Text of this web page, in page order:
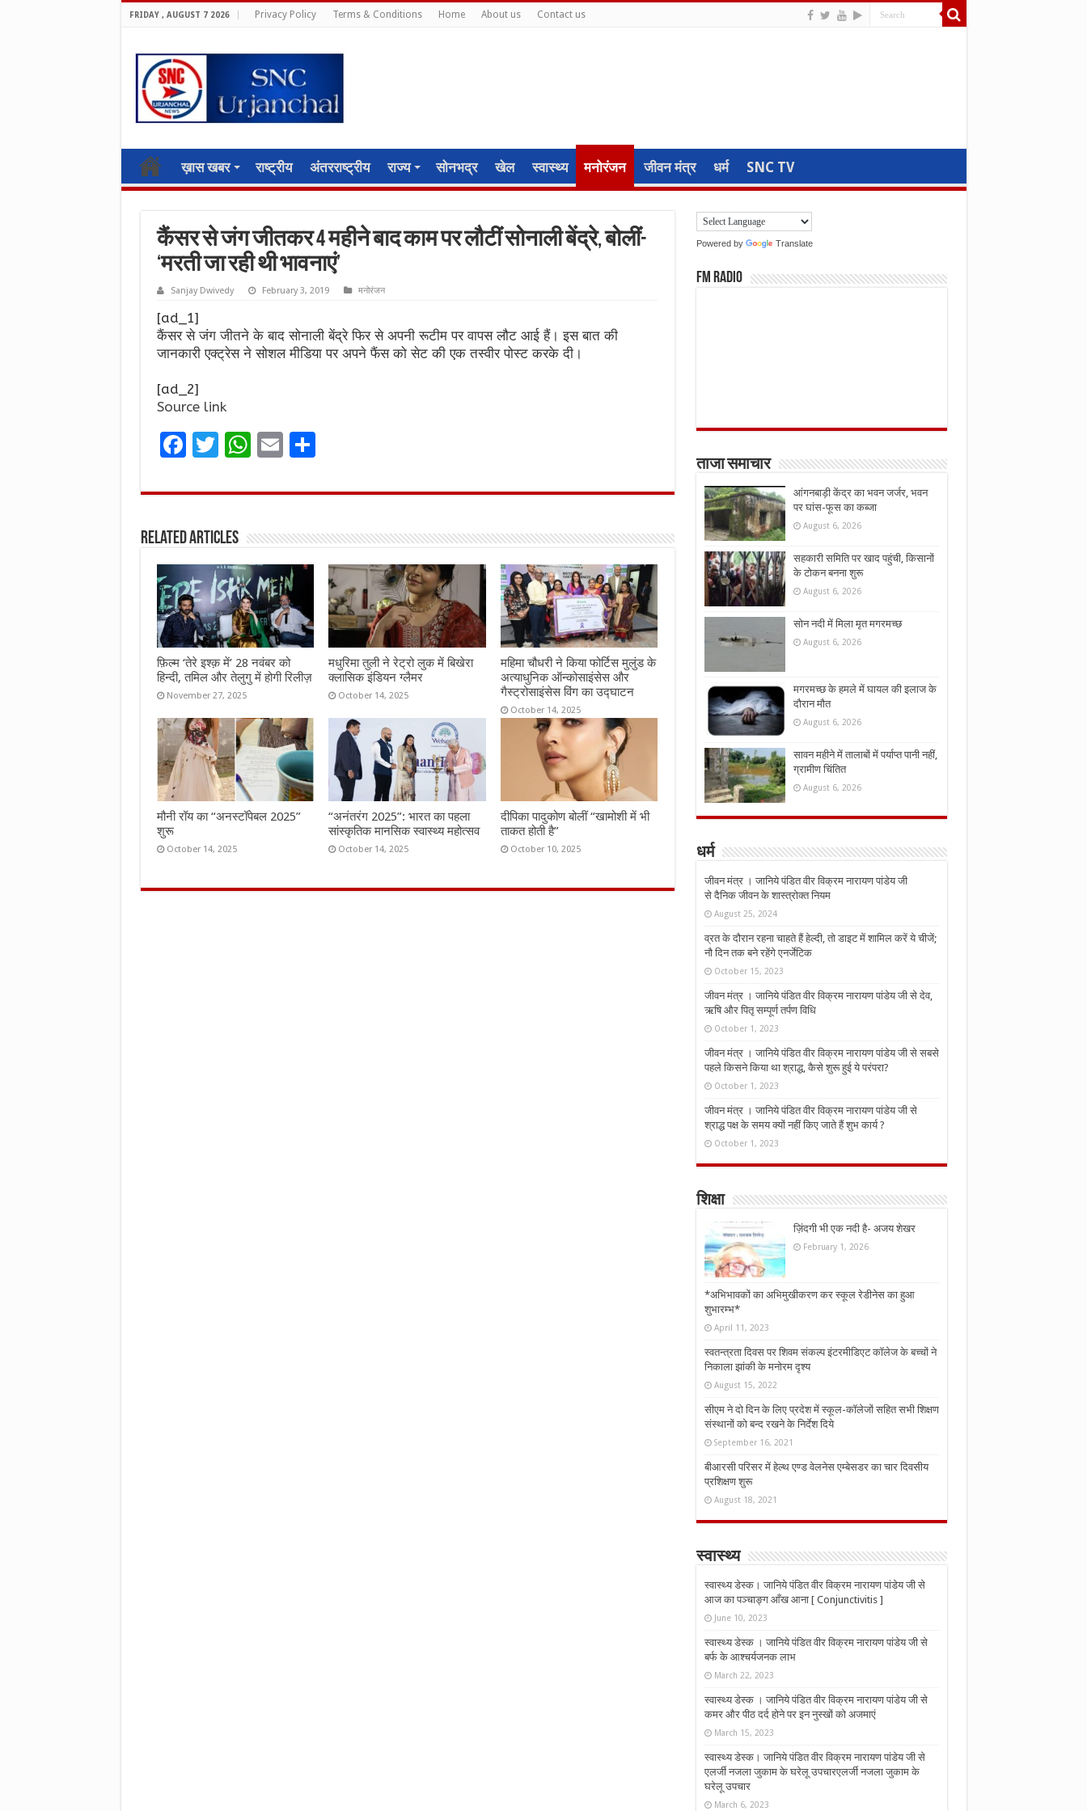
FRIDAY , AUGUST 7 2026 Privacy Policy Terms & Conditions Home About us Contact us
ख़ास खबर राष्ट्रीय अंतरराष्ट्रीय राज्य सोनभद्र खेल स्वास्थ्य मनोरंजन जीवन मंत्र धर्म SNC TV
कैंसर से जंग जीतकर 4 महीने बाद काम पर लौटीं सोनाली बेंद्रे, बोलीं-
‘मरती जा रही थी भावनाएं’
Sanjay Dwivedy February 3, 2019 मनोरंजन
[ad_1]
कैंसर से जंग जीतने के बाद सोनाली बेंद्रे फिर से अपनी रूटीम पर वापस लौट आई हैं। इस बात की
जानकारी एक्ट्रेस ने सोशल मीडिया पर अपने फैंस को सेट की एक तस्वीर पोस्ट करके दी।
[ad_2]
Source link
F
ce
o
o
k
T
it
r
W
at
A
p
p
E
ai
S
ar
Related Articles
फ़िल्म ‘तेरे इश्क़ में’ 28 नवंबर को
हिन्दी, तमिल और तेलुगु में होगी रिलीज़
November 27, 2025
मधुरिमा तुली ने रेट्रो लुक में बिखेरा
क्लासिक इंडियन ग्लैमर
October 14, 2025
महिमा चौधरी ने किया फोर्टिस मुलुंड के
अत्याधुनिक ऑन्कोसाइंसेस और
गैस्ट्रोसाइंसेस विंग का उद्घाटन
October 14, 2025
मौनी रॉय का “अनस्टॉपेबल 2025”
शुरू
October 14, 2025
“अनंतरंग 2025”: भारत का पहला
सांस्कृतिक मानसिक स्वास्थ्य महोत्सव
October 14, 2025
दीपिका पादुकोण बोलीं “खामोशी में भी
ताकत होती है”
October 10, 2025
Powered by Translate
FM Radio
ताजा समाचार
आंगनबाड़ी केंद्र का भवन जर्जर, भवन
पर घांस-फूस का कब्जा
August 6, 2026
सहकारी समिति पर खाद पहुंची, किसानों
के टोकन बनना शुरू
August 6, 2026
सोन नदी में मिला मृत मगरमच्छ
August 6, 2026
मगरमच्छ के हमले में घायल की इलाज के
दौरान मौत
August 6, 2026
सावन महीने में तालाबों में पर्याप्त पानी नहीं,
ग्रामीण चिंतित
August 6, 2026
धर्म
जीवन मंत्र । जानिये पंडित वीर विक्रम नारायण पांडेय जी
से दैनिक जीवन के शास्त्रोक्त नियम
August 25, 2024
व्रत के दौरान रहना चाहते हैं हेल्दी, तो डाइट में शामिल करें ये चीजें;
नौ दिन तक बने रहेंगे एनर्जेटिक
October 15, 2023
जीवन मंत्र । जानिये पंडित वीर विक्रम नारायण पांडेय जी से देव,
ऋषि और पितृ सम्पूर्ण तर्पण विधि
October 1, 2023
जीवन मंत्र । जानिये पंडित वीर विक्रम नारायण पांडेय जी से सबसे
पहले किसने किया था श्राद्ध, कैसे शुरू हुई ये परंपरा?
October 1, 2023
जीवन मंत्र । जानिये पंडित वीर विक्रम नारायण पांडेय जी से
श्राद्ध पक्ष के समय क्यों नहीं किए जाते हैं शुभ कार्य ?
October 1, 2023
शिक्षा
ज़िंदगी भी एक नदी है- अजय शेखर
February 1, 2026
*अभिभावकों का अभिमुखीकरण कर स्कूल रेडीनेस का हुआ
शुभारम्भ*
April 11, 2023
स्वतन्त्रता दिवस पर शिवम संकल्प इंटरमीडिएट कॉलेज के बच्चों ने
निकाला झांकी के मनोरम दृश्य
August 15, 2022
सीएम ने दो दिन के लिए प्रदेश में स्कूल-कॉलेजों सहित सभी शिक्षण
संस्थानों को बन्द रखने के निर्देश दिये
September 16, 2021
बीआरसी परिसर में हेल्थ एण्ड वेलनेस एम्बेसडर का चार दिवसीय
प्रशिक्षण शुरू
August 18, 2021
स्वास्थ्य
स्वास्थ्य डेस्क। जानिये पंडित वीर विक्रम नारायण पांडेय जी से
आज का पञ्चाङ्ग आँख आना [ Conjunctivitis ]
June 10, 2023
स्वास्थ्य डेस्क । जानिये पंडित वीर विक्रम नारायण पांडेय जी से
बर्फ के आश्चर्यजनक लाभ
March 22, 2023
स्वास्थ्य डेस्क । जानिये पंडित वीर विक्रम नारायण पांडेय जी से
कमर और पीठ दर्द होने पर इन नुस्‍खों को अजमाएं
March 15, 2023
स्वास्थ्य डेस्क। जानिये पंडित वीर विक्रम नारायण पांडेय जी से
एलर्जी नजला जुकाम के घरेलू उपचारएलर्जी नजला जुकाम के
घरेलू उपचार
March 6, 2023